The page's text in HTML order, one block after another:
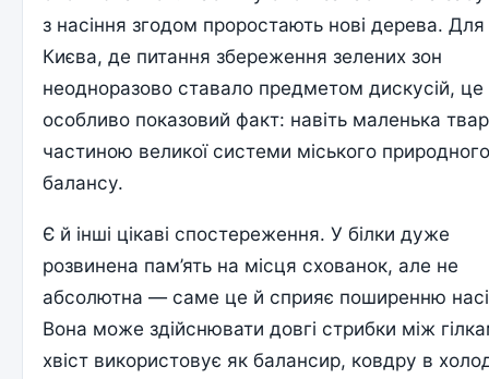
з насіння згодом проростають нові дерева. Для
Києва, де питання збереження зелених зон
неодноразово ставало предметом дискусій, це
особливо показовий факт: навіть маленька
частиною великої системи міського
балансу.
Є й інші цікаві спостереження. У білки дуже
розвинена пам’ять на місця схованок, але не
абсолютна — саме це й сприяє поширенню
Вона може здійснювати довгі стрибки між
хвіст використовує як балансир, ковдру в